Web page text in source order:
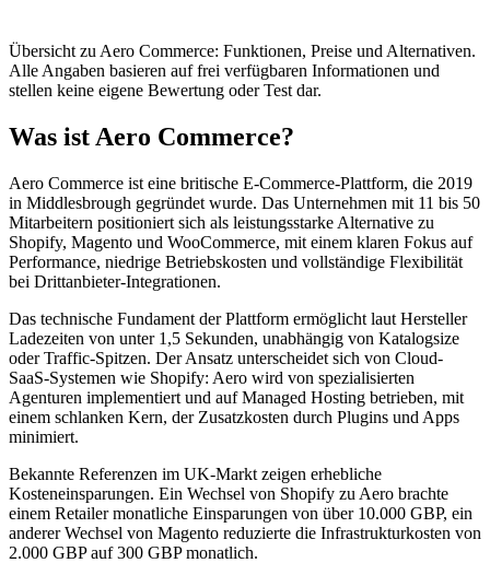
Übersicht zu Aero Commerce: Funktionen, Preise und Alternativen.
Alle Angaben basieren auf frei verfügbaren Informationen und
stellen keine eigene Bewertung oder Test dar.
Was ist Aero Commerce?
Aero Commerce ist eine britische E-Commerce-Plattform, die 2019
in Middlesbrough gegründet wurde. Das Unternehmen mit 11 bis 50
Mitarbeitern positioniert sich als leistungsstarke Alternative zu
Shopify, Magento und WooCommerce, mit einem klaren Fokus auf
Performance, niedrige Betriebskosten und vollständige Flexibilität
bei Drittanbieter-Integrationen.
Das technische Fundament der Plattform ermöglicht laut Hersteller
Ladezeiten von unter 1,5 Sekunden, unabhängig von Katalogsize
oder Traffic-Spitzen. Der Ansatz unterscheidet sich von Cloud-
SaaS-Systemen wie Shopify: Aero wird von spezialisierten
Agenturen implementiert und auf Managed Hosting betrieben, mit
einem schlanken Kern, der Zusatzkosten durch Plugins und Apps
minimiert.
Bekannte Referenzen im UK-Markt zeigen erhebliche
Kosteneinsparungen. Ein Wechsel von Shopify zu Aero brachte
einem Retailer monatliche Einsparungen von über 10.000 GBP, ein
anderer Wechsel von Magento reduzierte die Infrastrukturkosten von
2.000 GBP auf 300 GBP monatlich.